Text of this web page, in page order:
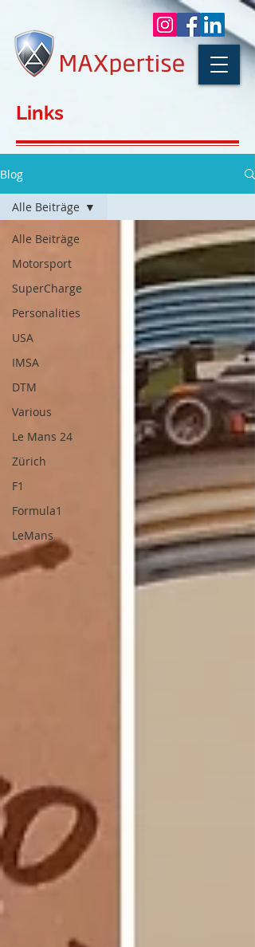
Links
Blog
Alle Beiträge
Motorsport
SuperCharge
Personalities
USA
IMSA
DTM
Various
Le Mans 24
Zürich
F1
Formula1
LeMans
Alle Beiträge